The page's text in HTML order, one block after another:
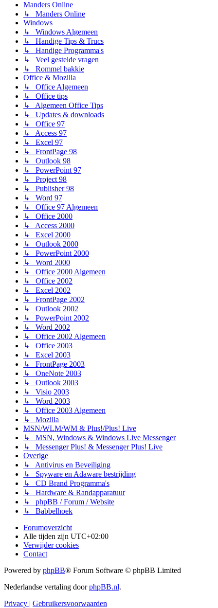
Manders Online
↳ Manders Online
Windows
↳ Windows Algemeen
↳ Handige Tips & Trucs
↳ Handige Programma's
↳ Veel gestelde vragen
↳ Rommel bakkie
Office & Mozilla
↳ Office Algemeen
↳ Office tips
↳ Algemeen Office Tips
↳ Updates & downloads
↳ Office 97
↳ Access 97
↳ Excel 97
↳ FrontPage 98
↳ Outlook 98
↳ PowerPoint 97
↳ Project 98
↳ Publisher 98
↳ Word 97
↳ Office 97 Algemeen
↳ Office 2000
↳ Access 2000
↳ Excel 2000
↳ Outlook 2000
↳ PowerPoint 2000
↳ Word 2000
↳ Office 2000 Algemeen
↳ Office 2002
↳ Excel 2002
↳ FrontPage 2002
↳ Outlook 2002
↳ PowerPoint 2002
↳ Word 2002
↳ Office 2002 Algemeen
↳ Office 2003
↳ Excel 2003
↳ FrontPage 2003
↳ OneNote 2003
↳ Outlook 2003
↳ Visio 2003
↳ Word 2003
↳ Office 2003 Algemeen
↳ Mozilla
MSN/WLM/WM & Plus!/Plus! Live
↳ MSN, Windows & Windows Live Messenger
↳ Messenger Plus! & Messenger Plus! Live
Overige
↳ Antivirus en Beveiliging
↳ Spyware en Adaware bestrijding
↳ CD Brand Programma's
↳ Hardware & Randapparatuur
↳ phpBB / Forum / Website
↳ Babbelhoek
Forumoverzicht
Alle tijden zijn UTC+02:00
Verwijder cookies
Contact
Powered by phpBB® Forum Software © phpBB Limited
Nederlandse vertaling doorphpBB.nl.
Privacy | Gebruikersvoorwaarden